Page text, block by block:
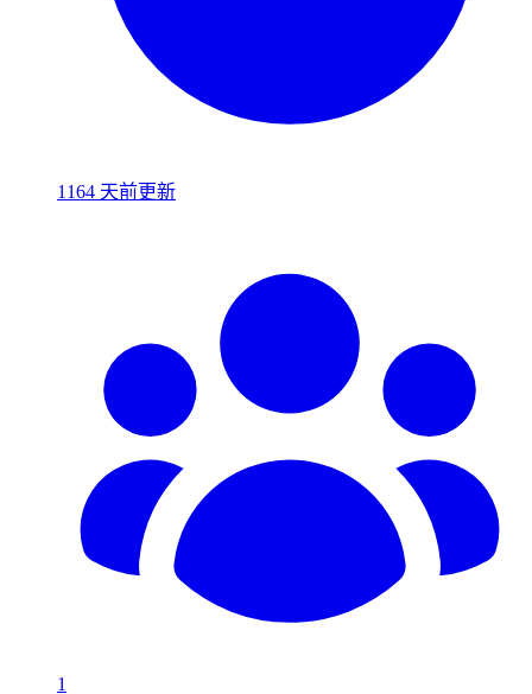
1164 天前更新
1